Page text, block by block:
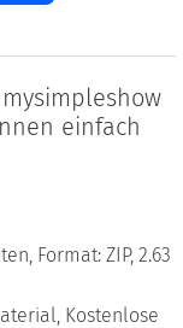
einfach
Format: ZIP, 2.63
Kostenlose